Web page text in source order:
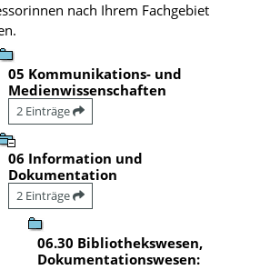
nach Ihrem Fachgebiet
05 Kommunikations- und
Medienwissenschaften
2 Einträge
06 Information und
Dokumentation
2 Einträge
06.30 Bibliothekswesen,
Dokumentationswesen: